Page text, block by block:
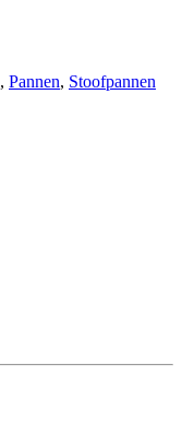
, Pannen, Stoofpannen